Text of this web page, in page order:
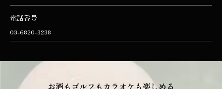
電話番号
03-6820-3238
お酒もゴルフもカラオケも楽しめる